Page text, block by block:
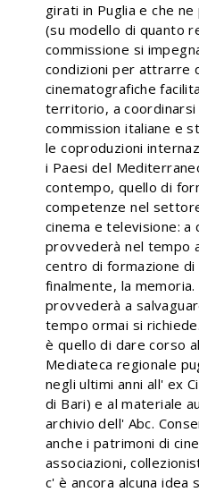
girati in Puglia e che
(su modello di quanto
commissione si
condizioni per attrarre
cinematografiche
territorio, a coordinarsi
commission italiane e
le coproduzioni
i Paesi del
contempo, quello di
competenze nel
cinema e televisione: a
provvederà nel tempo
centro di formazione di
finalmente, la memoria.
provvederà a
tempo ormai si
è quello di dare corso
Mediateca regionale
negli ultimi anni all' ex
di Bari) e al materiale
archivio dell' Abc.
anche i patrimoni di
associazioni,
c' è ancora alcuna idea